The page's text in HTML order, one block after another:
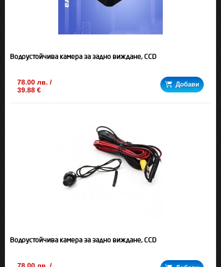
Водоустойчива камера за задно виждане, CCD
78.00 лв. /
39.88 €
Добави
Водоустойчива камера за задно виждане, CCD